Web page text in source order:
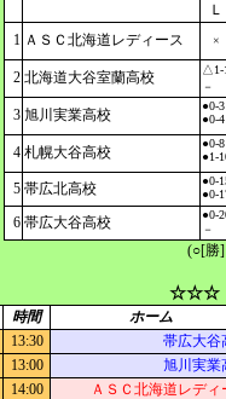
Ｌ
1 ＡＳＣ北海道レディース ×
2 北海道大谷室蘭高校
△1-
－
3 旭川実業高校
●0-3
●0-4
4 札幌大谷高校
●0-8
●1-
5 帯広北高校
●0-
●0-
6 帯広大谷高校
●0-
－
(○[勝
☆☆☆
時間 ホーム
13:30
帯広大谷
13:00
旭川実業
14:00 ＡＳＣ北海道レディ